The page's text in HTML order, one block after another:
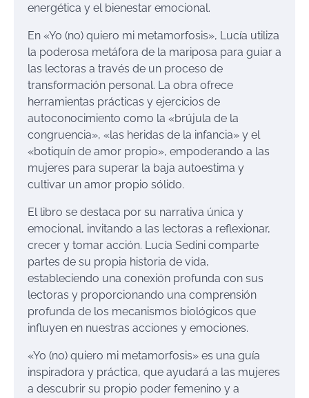
energética y el bienestar emocional.
En «Yo (no) quiero mi metamorfosis», Lucía utiliza
la poderosa metáfora de la mariposa para guiar a
las lectoras a través de un proceso de
transformación personal. La obra ofrece
herramientas prácticas y ejercicios de
autoconocimiento como la «brújula de la
congruencia», «las heridas de la infancia» y el
«botiquín de amor propio», empoderando a las
mujeres para superar la baja autoestima y
cultivar un amor propio sólido.
El libro se destaca por su narrativa única y
emocional, invitando a las lectoras a reflexionar,
crecer y tomar acción. Lucía Sedini comparte
partes de su propia historia de vida,
estableciendo una conexión profunda con sus
lectoras y proporcionando una comprensión
profunda de los mecanismos biológicos que
influyen en nuestras acciones y emociones.
«Yo (no) quiero mi metamorfosis» es una guía
inspiradora y práctica, que ayudará a las mujeres
a descubrir su propio poder femenino y a